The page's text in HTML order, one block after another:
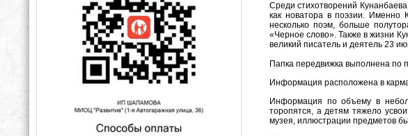
Среди стихотворений
как новатора в поэзии. Именно
несколько поэм, больше
«Черное слово». Также в жизни
великий писатель и деятель 23
Папка передвижка выполнена по
Информация расположена в
Информация по объему в
торопятся, а детям тяжело
музея, иллюстрации предметов